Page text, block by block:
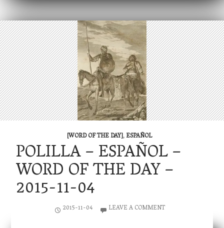
[WORD OF THE DAY],ESPAÑOL
POLILLA – ESPAÑOL –
WORD OF THE DAY –
2015-11-04
2015-11-04 LEAVE A COMMENT